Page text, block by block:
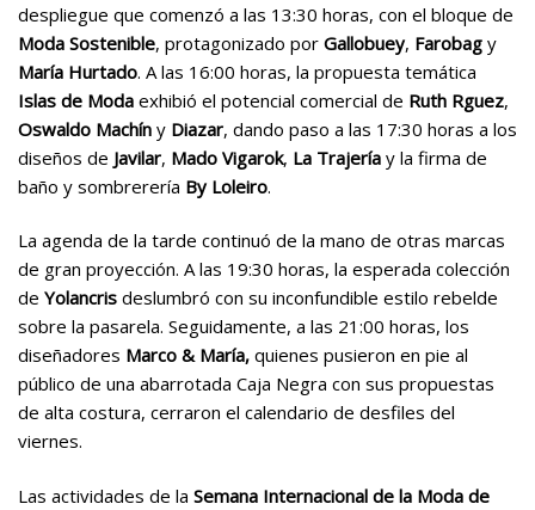
despliegue que comenzó a las 13:30 horas, con el bloque de
Moda Sostenible, protagonizado por Gallobuey, Farobag y
María Hurtado. A las 16:00 horas, la propuesta temática
Islas de Moda exhibió el potencial comercial de Ruth Rguez,
Oswaldo Machín y Diazar, dando paso a las 17:30 horas a los
diseños de Javilar, Mado Vigarok, La Trajería y la firma de
baño y sombrerería By Loleiro.
La agenda de la tarde continuó de la mano de otras marcas
de gran proyección. A las 19:30 horas, la esperada colección
de Yolancris deslumbró con su inconfundible estilo rebelde
sobre la pasarela. Seguidamente, a las 21:00 horas, los
diseñadores Marco & María, quienes pusieron en pie al
público de una abarrotada Caja Negra con sus propuestas
de alta costura, cerraron el calendario de desfiles del
viernes.
Las actividades de la Semana Internacional de la Moda de